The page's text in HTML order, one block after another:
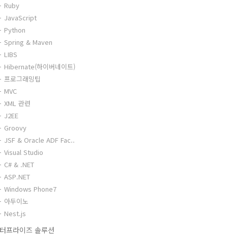
Ruby
JavaScript
Python
Spring & Maven
LIBS
Hibernate(하이버네이트)
프로그래밍팁
MVC
XML 관련
J2EE
Groovy
JSF & Oracle ADF Fac..
Visual Studio
C# & .NET
ASP.NET
Windows Phone7
아두이노
Nest.js
프라이즈 솔루션